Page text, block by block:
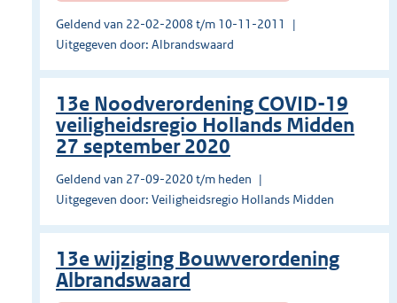
Geldend van 22-02-2008 t/m 10-11-2011
Uitgegeven door: Albrandswaard
13e Noodverordening COVID-19
veiligheidsregio Hollands Midden
27 september 2020
Geldend van 27-09-2020 t/m heden
Uitgegeven door: Veiligheidsregio Hollands Midden
13e wijziging Bouwverordening
Albrandswaard